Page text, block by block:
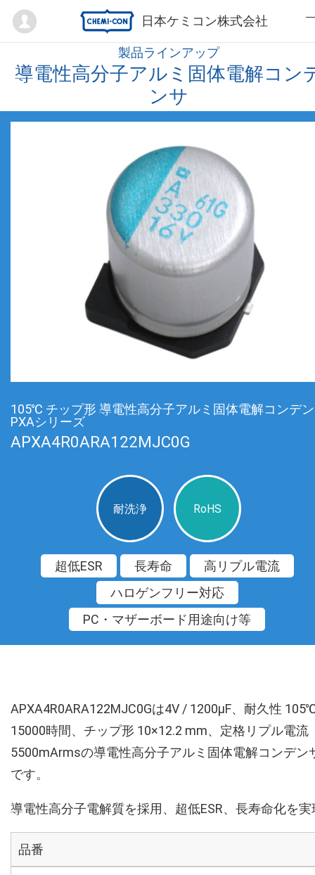
日本ケミコン株式会社
Mypage
製品ラインアップ
導電性高分子アルミ固体電解コン
ンサ
105℃ チップ形 導電性高分子アルミ固体電解コンデ
PXAシリーズ
APXA4R0ARA122MJC0G
耐洗浄 RoHS
超低ESR 長寿命
高リプル電流
ハロゲンフリー対応
PC・マザーボード用途向け等
APXA4R0ARA122MJC0Gは4V / 1200µF、耐久性
15000時間、チップ形 10×12.2 mm、定格リプル電流
5500mArmsの導電性高分子アルミ固体電解コンデン
です。
導電性高分子電解質を採用、超低ESR、長寿命化を実
品番